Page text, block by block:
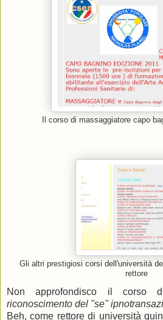
Il corso di massaggiatore capo
Gli altri prestigiosi corsi dell'università
rettore
Non approfondisco il corso
riconoscimento del "se"
Beh, come rettore di università